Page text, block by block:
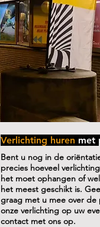
Verlichting huren met
Bent u nog in de
precies hoeveel
het moet ophangen of
het meest geschikt is.
graag met u mee over de
onze verlichting op uw
contact met ons op.